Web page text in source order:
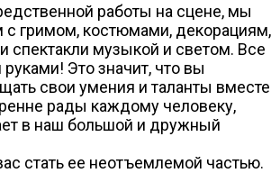
работы на сцене, мы
с гримом, костюмами, декорациям,
спектакли музыкой и светом. Все
Это значит, что вы
свои умения и таланты вместе
рады каждому человеку,
в наш большой и дружный
стать ее неотъемлемой частью.